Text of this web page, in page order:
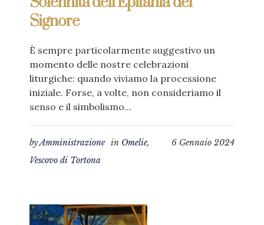
Signore
È sempre particolarmente suggestivo un
momento delle nostre celebrazioni
liturgiche: quando viviamo la processione
iniziale. Forse, a volte, non consideriamo il
senso e il simbolismo...
6 Gennaio 2024
byAmministrazione in Omelie,
Vescovo di Tortona